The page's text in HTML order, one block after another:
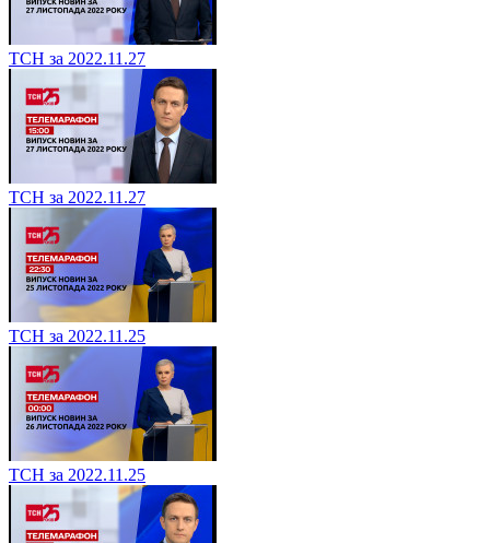
ТСН за 2022.11.27
ТСН за 2022.11.27
ТСН за 2022.11.25
ТСН за 2022.11.25